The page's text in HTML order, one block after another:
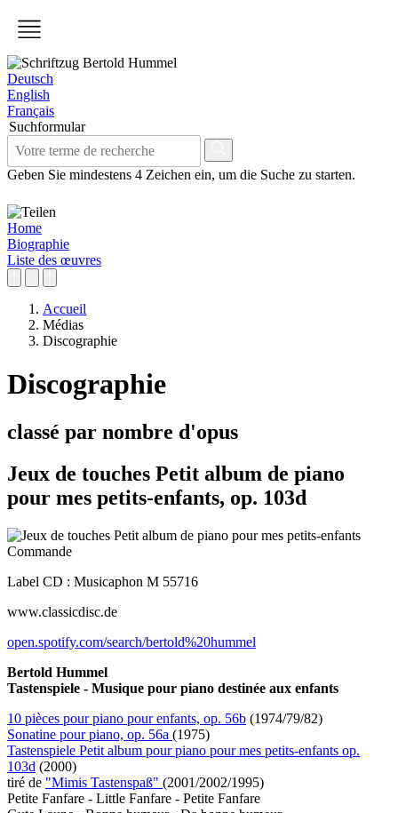
Deutsch
English
Français
Suchformular
Geben Sie mindestens 4 Zeichen ein, um die Suche zu starten.
Home
Biographie
Liste des œuvres
Accueil
Médias
Discographie
Discographie
classé par nombre d'opus
Jeux de touches Petit album de piano
pour mes petits-enfants, op. 103d
Commande
Label CD : Musicaphon M 55716
www.classicdisc.de
open.spotify.com/search/bertold%20hummel
Bertold Hummel
Tastenspiele - Musique pour piano destinée aux enfants
10 pièces pour piano pour enfants, op. 56b (1974/79/82)
Sonatine pour piano, op. 56a (1975)
Tastenspiele Petit album pour piano pour mes petits-enfants op.
103d (2000)
tiré de "Mimis Tastenspaß" (2001/2002/1995)
Petite Fanfare - Little Fanfare - Petite Fanfare